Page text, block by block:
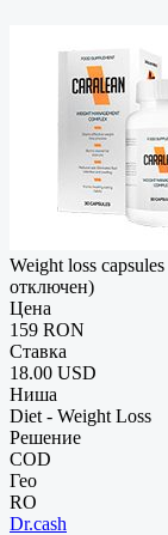
Weight loss capsules
отключен)
Цена
159 RON
Ставка
18.00 USD
Ниша
Diet - Weight Loss
Решение
COD
Гео
RO
Dr.cash